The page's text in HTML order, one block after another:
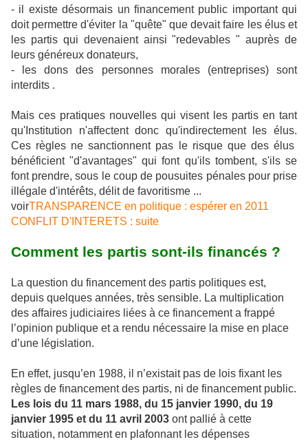
- il existe désormais un financement public important qui
doit permettre d'éviter la "quête" que devait faire les élus et
les partis qui devenaient ainsi "redevables " auprès de
leurs généreux donateurs,
- les dons des personnes morales (entreprises) sont
interdits .
Mais ces pratiques nouvelles qui visent les partis en tant
qu'Institution n'affectent donc qu'indirectement les élus.
Ces règles ne sanctionnent pas le risque que des élus
bénéficient "d'avantages" qui font qu'ils tombent, s'ils se
font prendre, sous le coup de pousuites pénales pour prise
illégale d'intérêts, délit de favoritisme ...
voirTRANSPARENCE en politique : espérer en 2011
CONFLIT D'INTERETS : suite
Comment les partis sont-ils financés ?
La question du financement des partis politiques est,
depuis quelques années, très sensible. La multiplication
des affaires judiciaires liées à ce financement a frappé
l’opinion publique et a rendu nécessaire la mise en place
d’une législation.
En effet, jusqu’en 1988, il n’existait pas de lois fixant les
règles de financement des partis, ni de financement public.
Les lois du 11 mars 1988, du 15 janvier 1990, du 19
janvier 1995 et du 11 avril 2003 ont pallié à cette
situation, notamment en plafonnant les dépenses